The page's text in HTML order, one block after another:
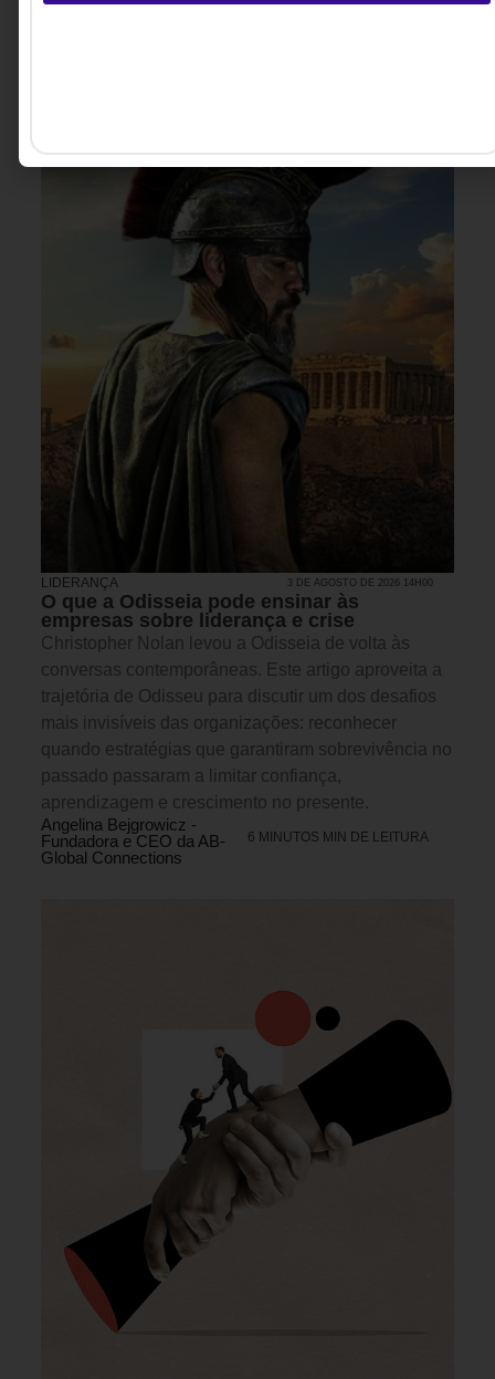
LIDERANÇA 3 DE AGOSTO DE 2026 14H00
O que a Odisseia pode ensinar às
empresas sobre liderança e crise
Christopher Nolan levou a Odisseia de volta às
conversas contemporâneas. Este artigo aproveita a
trajetória de Odisseu para discutir um dos desafios
mais invisíveis das organizações: reconhecer
quando estratégias que garantiram sobrevivência no
passado passaram a limitar confiança,
aprendizagem e crescimento no presente.
Angelina Bejgrowicz -
Fundadora e CEO da AB-
Global Connections
6 MINUTOS MIN DE LEITURA